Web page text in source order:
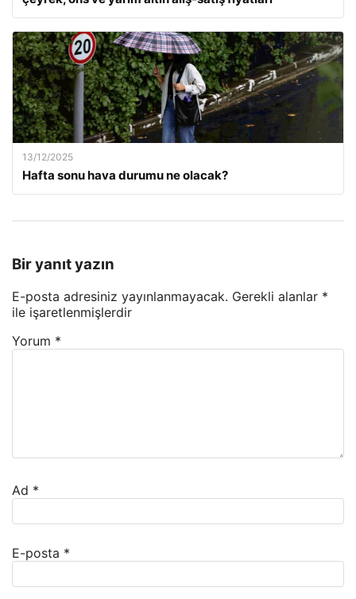
13/12/2025
Hafta sonu hava durumu ne olacak?
Bir yanıt yazın
E-posta adresiniz yayınlanmayacak. Gerekli alanlar *
ile işaretlenmişlerdir
Yorum *
Ad *
E-posta *